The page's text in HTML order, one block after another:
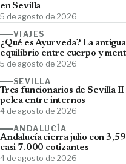
en Sevilla
5 de agosto de 2026
VIAJES
¿Qué es Ayurveda? La
equilibrio entre cuerpo y
5 de agosto de 2026
SEVILLA
Tres funcionarios de Sevilla
pelea entre internos
4 de agosto de 2026
ANDALUCÍA
Andalucía cierra julio con
casi 7.000 cotizantes
4 de agosto de 2026